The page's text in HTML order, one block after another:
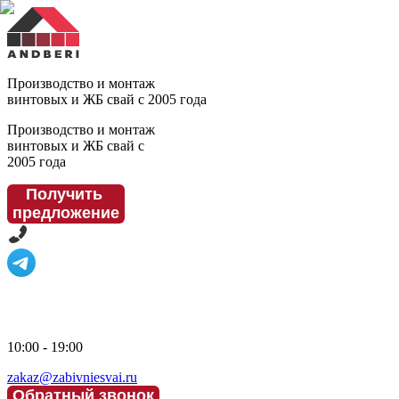
Производство и монтаж
винтовых и ЖБ свай с 2005 года
Производство и монтаж
винтовых и ЖБ свай с
2005 года
Получить
предложение
10:00 - 19:00
zakaz@zabivniesvai.ru
Обратный звонок